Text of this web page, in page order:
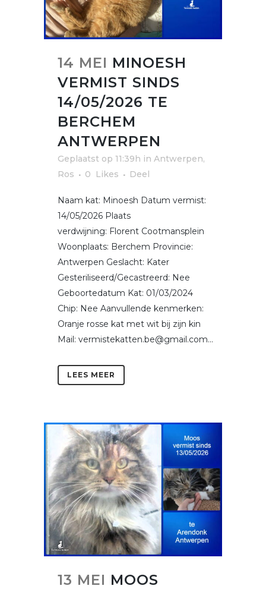
14 MEI MINOESH
VERMIST SINDS
14/05/2026 TE
BERCHEM
ANTWERPEN
Geplaatst op 11:39h in Antwerpen,
Ros
0 Likes Deel
Naam kat: Minoesh Datum vermist:
14/05/2026 Plaats
verdwijning: Florent Cootmansplein
Woonplaats: Berchem Provincie:
Antwerpen Geslacht: Kater
Gesteriliseerd/Gecastreerd: Nee
Geboortedatum Kat: 01/03/2024
Chip: Nee Aanvullende kenmerken:
Oranje rosse kat met wit bij zijn kin
Mail: vermistekatten.be@gmail.com...
LEES MEER
13 MEI MOOS